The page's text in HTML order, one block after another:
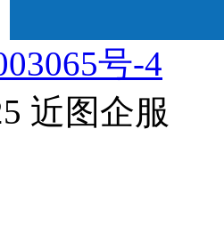
号-4
近图企服